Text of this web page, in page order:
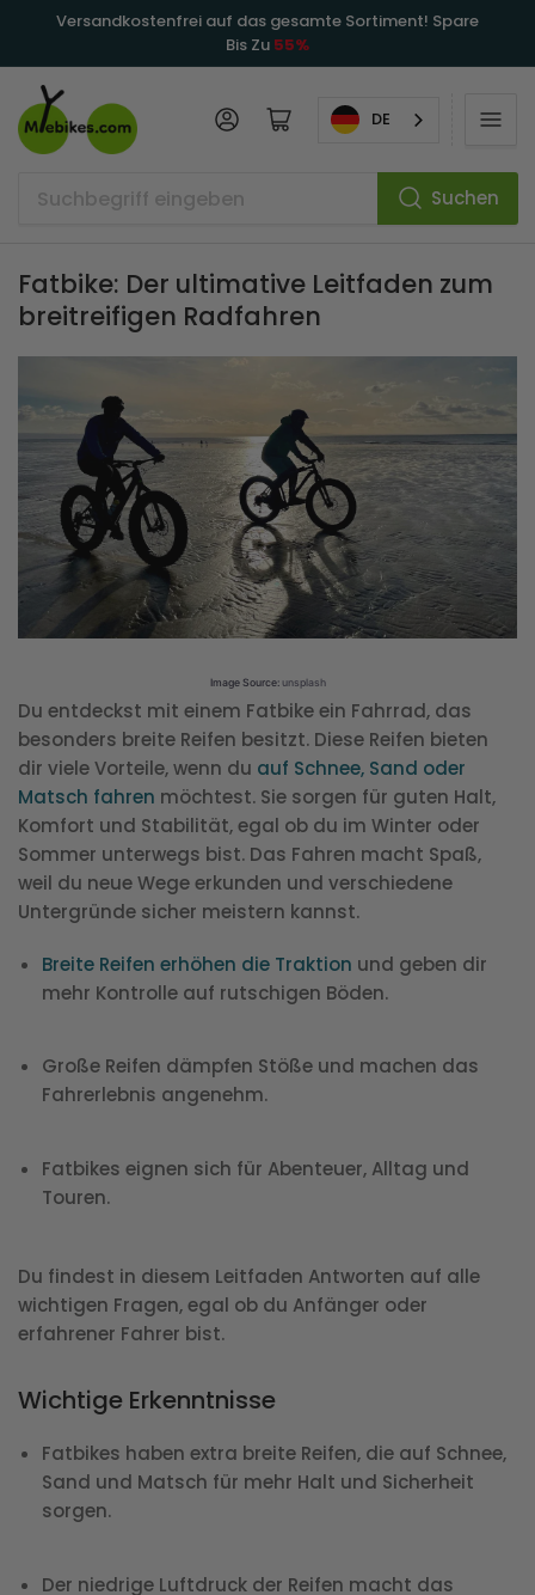
Versandkostenfrei auf das gesamte Sortiment! Spare
Bis Zu 55%
Suchen
AnmeldenMini-Warenkorb öffnen DE
Fatbike: Der ultimative Leitfaden zum
breitreifigen Radfahren
Image Source: unsplash
Du entdeckst mit einem Fatbike ein Fahrrad, das
besonders breite Reifen besitzt. Diese Reifen bieten
dir viele Vorteile, wenn du auf Schnee, Sand oder
Matsch fahren möchtest. Sie sorgen für guten Halt,
Komfort und Stabilität, egal ob du im Winter oder
Sommer unterwegs bist. Das Fahren macht Spaß,
weil du neue Wege erkunden und verschiedene
Untergründe sicher meistern kannst.
Breite Reifen erhöhen die Traktion und geben dir
mehr Kontrolle auf rutschigen Böden.
Große Reifen dämpfen Stöße und machen das
Fahrerlebnis angenehm.
Fatbikes eignen sich für Abenteuer, Alltag und
Touren.
Du findest in diesem Leitfaden Antworten auf alle
wichtigen Fragen, egal ob du Anfänger oder
erfahrener Fahrer bist.
Wichtige Erkenntnisse
Fatbikes haben extra breite Reifen, die auf Schnee,
Sand und Matsch für mehr Halt und Sicherheit
sorgen.
Der niedrige Luftdruck der Reifen macht das